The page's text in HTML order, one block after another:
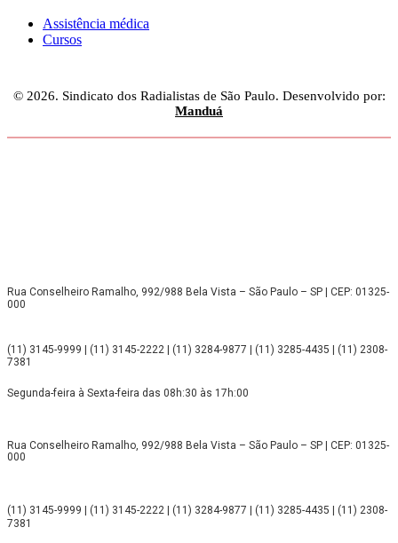
Assistência médica
Cursos
© 2026. Sindicato dos Radialistas de São Paulo. Desenvolvido por:
Manduá
Rua Conselheiro Ramalho, 992/988 Bela Vista – São Paulo – SP | CEP: 01325-
000
(11) 3145-9999 | (11) 3145-2222 | (11) 3284-9877 | (11) 3285-4435 | (11) 2308-
7381
Segunda-feira à Sexta-feira das 08h:30 às 17h:00
Rua Conselheiro Ramalho, 992/988 Bela Vista – São Paulo – SP | CEP: 01325-
000
(11) 3145-9999 | (11) 3145-2222 | (11) 3284-9877 | (11) 3285-4435 | (11) 2308-
7381